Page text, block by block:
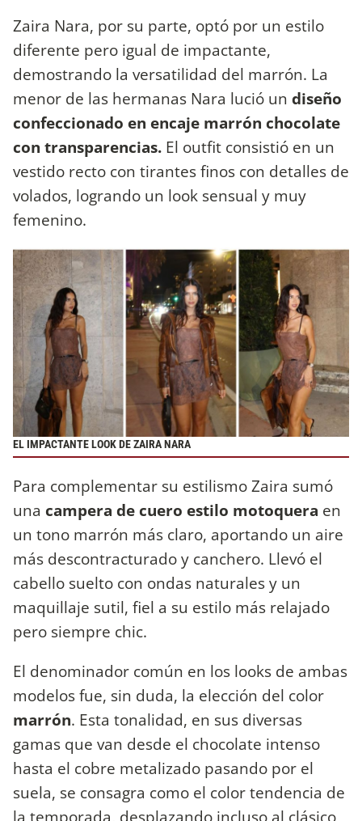
Zaira Nara, por su parte, optó por un estilo
diferente pero igual de impactante,
demostrando la versatilidad del marrón. La
menor de las hermanas Nara lució un diseño
confeccionado en encaje marrón chocolate
con transparencias. El outfit consistió en un
vestido recto con tirantes finos con detalles de
volados, logrando un look sensual y muy
femenino.
EL IMPACTANTE LOOK DE ZAIRA NARA
Para complementar su estilismo Zaira sumó
una campera de cuero estilo motoquera en
un tono marrón más claro, aportando un aire
más descontracturado y canchero. Llevó el
cabello suelto con ondas naturales y un
maquillaje sutil, fiel a su estilo más relajado
pero siempre chic.
El denominador común en los looks de ambas
modelos fue, sin duda, la elección del color
marrón. Esta tonalidad, en sus diversas
gamas que van desde el chocolate intenso
hasta el cobre metalizado pasando por el
suela, se consagra como el color tendencia de
la temporada, desplazando incluso al clásico